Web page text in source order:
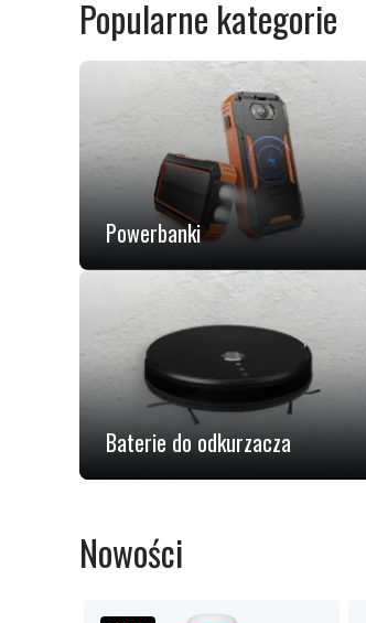
Popularne kategorie
Powerbanki
Baterie do odkurzacza
Nowości